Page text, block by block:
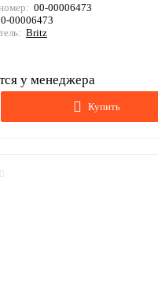
00-00006473
00006473
Britz
у менеджера
Купить